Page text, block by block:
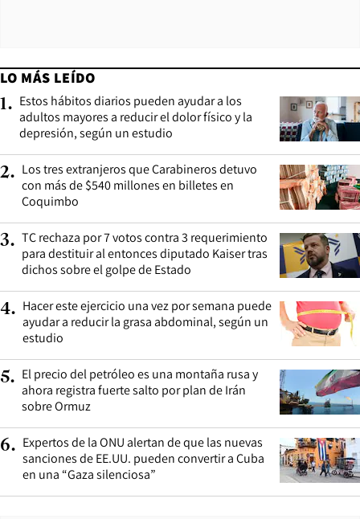
LO MÁS LEÍDO
1. Estos hábitos diarios pueden ayudar a los
adultos mayores a reducir el dolor físico y la
depresión, según un estudio
2. Los tres extranjeros que Carabineros detuvo
con más de $540 millones en billetes en
Coquimbo
3. TC rechaza por 7 votos contra 3 requerimiento
para destituir al entonces diputado Kaiser tras
dichos sobre el golpe de Estado
4. Hacer este ejercicio una vez por semana puede
ayudar a reducir la grasa abdominal, según un
estudio
5. El precio del petróleo es una montaña rusa y
ahora registra fuerte salto por plan de Irán
sobre Ormuz
6. Expertos de la ONU alertan de que las nuevas
sanciones de EE.UU. pueden convertir a Cuba
en una “Gaza silenciosa”